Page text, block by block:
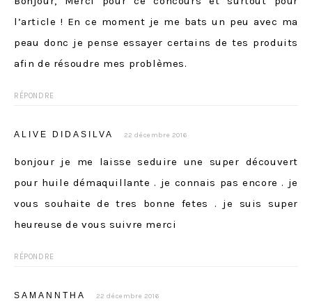
l’article ! En ce moment je me bats un peu avec ma
peau donc je pense essayer certains de tes produits
afin de résoudre mes problèmes.
RÉPONDRE
ALIVE DIDASILVA 22 décembre 2016
bonjour je me laisse seduire une super découvert
pour huile démaquillante . je connais pas encore . je
vous souhaite de tres bonne fetes . je suis super
heureuse de vous suivre merci
RÉPONDRE
SAMANNTHA 22 décembre 2016